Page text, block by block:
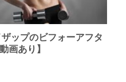
ップのビフォーアフタ
画あり】